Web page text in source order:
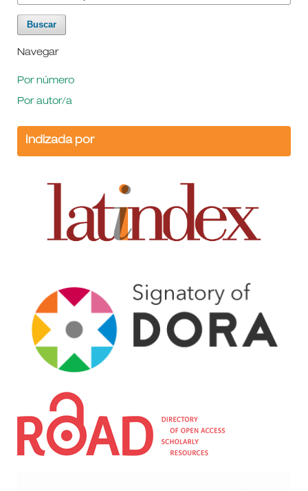
Navegar
Por número
Por autor/a
Indizada por